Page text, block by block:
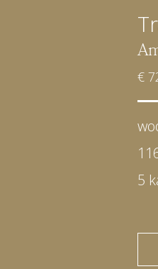
€
5